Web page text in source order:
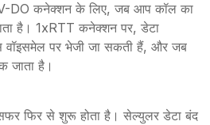
DO कनेक्शन के लिए, जब आप कॉल का
है। 1xRTT कनेक्शन पर, डेटा
वॉइसमेल पर भेजी जा सकती हैं, और जब
जाता है।
फिर से शुरू होता है। सेल्युलर डेटा बंद